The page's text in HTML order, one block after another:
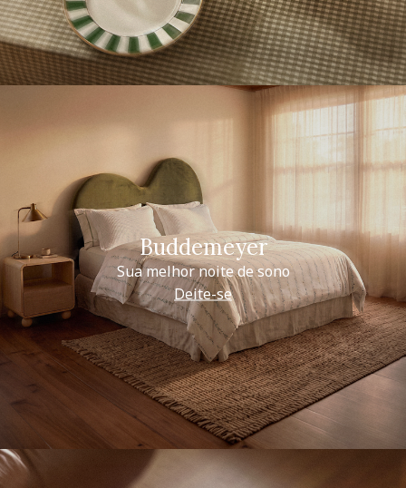
Buddemeyer
Sua melhor noite de sono
Deite-se